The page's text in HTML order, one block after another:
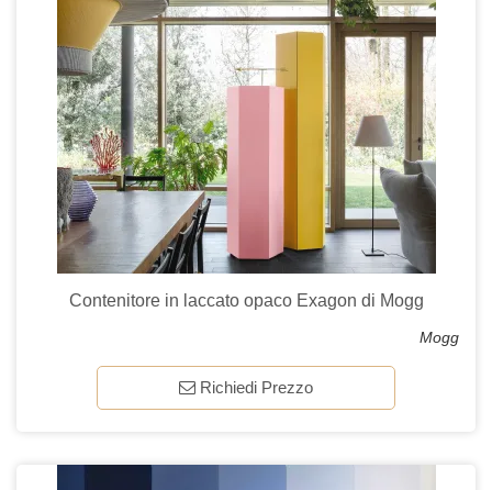
Contenitore in laccato opaco Exagon di Mogg
Mogg
Richiedi Prezzo